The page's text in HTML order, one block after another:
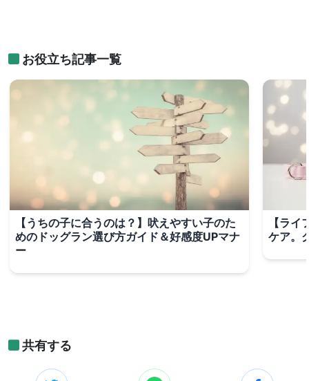
お役立ち記事一覧
【うちの子に合うのは？】吠えやすい子のた
めのドッグラン選び方ガイド＆好感度UPマナ
ー
【ラ
ケア。
共有する